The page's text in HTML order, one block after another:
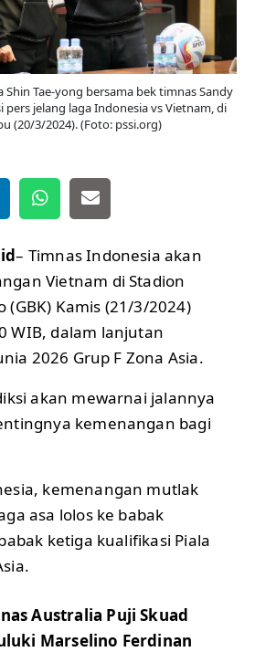
Shin Tae-yong bersama bek timnas Sandy
pers jelang laga Indonesia vs Vietnam, di
(20/3/2024). (Foto: pssi.org)
– Timnas Indonesia akan
Vietnam di Stadion
(GBK) Kamis (21/3/2024)
WIB, dalam lanjutan
2026 Grup F Zona Asia.
akan mewarnai jalannya
kemenangan bagi
kemenangan mutlak
asa lolos ke babak
ketiga kualifikasi Piala
Australia Puji Skuad
Marselino Ferdinan